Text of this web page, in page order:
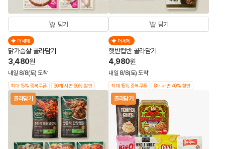
담기
더세페
닭가슴살 골라담기
3,480원
내일 8/8(토) 도착
최대 15% 중복쿠폰 30개 사면 60% 할인
담기
더세페
햇반컵반 골라담기
4,980원
내일 8/8(토) 도착
최대 15% 중복쿠폰 8개 사면 40% 할인
골라담기 골라담기